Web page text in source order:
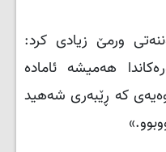
ورمێ زیادی کرد:
هەمیشە ئامادە
کە ڕێبەری شەهید